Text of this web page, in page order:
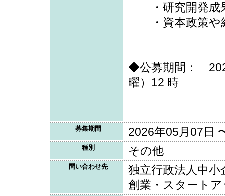
・研究開発成
・資本政策や
◆公募期間：
曜）12 時
募集期間 2026年05月07日
種別 その他
問い合わせ先
独立行政法人中小
創業・スタート